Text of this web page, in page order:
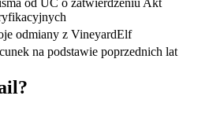
odmiany z VineyardElf
na podstawie poprzednich lat